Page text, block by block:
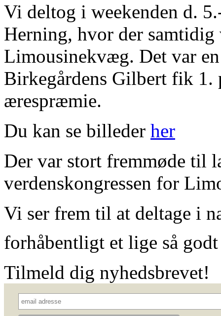
Vi deltog i weekenden d.
Herning, hvor der samtidig
Limousinekvæg. Det var
Birkegårdens Gilbert fik
ærespræmie.
Du kan se billeder her
Der var stort fremmøde til
verdenskongressen for
Vi ser frem til at deltage i
forhåbentligt et lige så
Tilmeld dig nyhedsbrevet!